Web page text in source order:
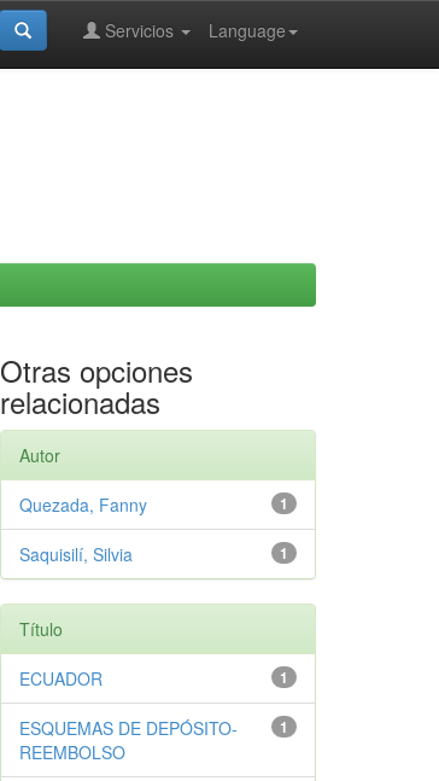
Language
Servicios
Otras opciones
relacionadas
Autor
1
Quezada, Fanny
1
Saquisilí, Silvia
Título
1
ECUADOR
1
ESQUEMAS DE DEPÓSITO-
REEMBOLSO